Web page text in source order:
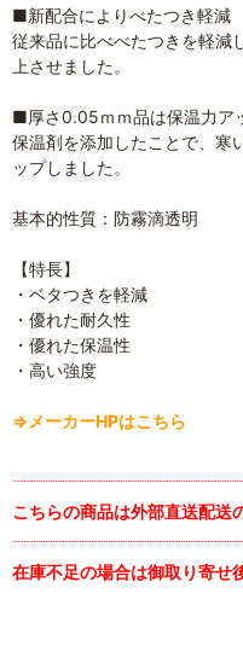
■新配合によりべたつき軽減
従来品に比べべたつきを軽減
上させました。
■厚さ0.05ｍｍ品は保温力ア
保温剤を添加したことで、寒
ップしました。
基本的性質：防霧滴透明
【特長】
・ベタつきを軽減
・優れた耐久性
・優れた保温性
・高い強度
⇒メーカーHPはこちら
こちらの商品は外部直送配送
在庫不足の場合は御取り寄せ